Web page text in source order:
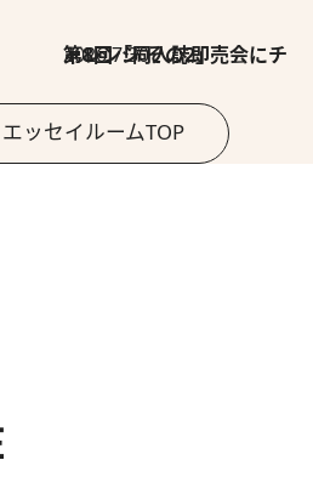
2026.7.30
第8回「同人誌即売会にチャレンジ その2」
ッセイルームTOP